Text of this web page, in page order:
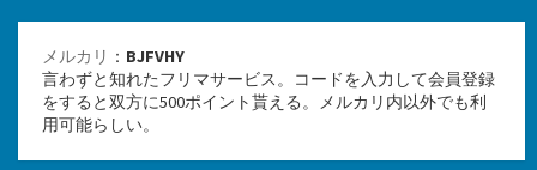
メルカリ ： BJFVHY
言わずと知れたフリマサービス。コードを入力して会員登録
をすると双方に500ポイント貰える。メルカリ内以外でも利
用可能らしい。